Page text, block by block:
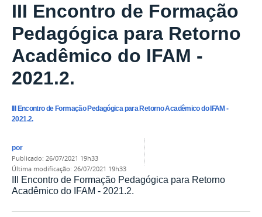
III Encontro de Formação
Pedagógica para Retorno
Acadêmico do IFAM -
2021.2.
III Encontro de Formação Pedagógica para Retorno Acadêmico do IFAM -
2021.2.
por
publicado: 26/07/2021 19h33
última modificação: 26/07/2021 19h33
III Encontro de Formação Pedagógica para Retorno
Acadêmico do IFAM - 2021.2.